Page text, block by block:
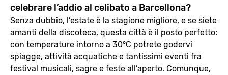
celebrare l’addio al celibato a Barcellona?
Senza dubbio, l’estate è la stagione migliore, e se siete
amanti della discoteca, questa città è il posto perfetto:
con temperature intorno a 30°C potrete godervi
spiagge, attività acquatiche e tantissimi eventi fra
festival musicali, sagre e feste all’aperto. Comunque,